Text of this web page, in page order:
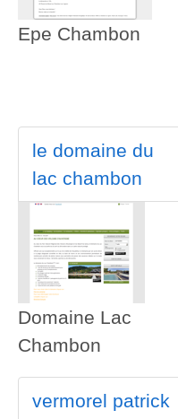
Epe Chambon
le domaine du
lac chambon
Domaine Lac
Chambon
vermorel patrick